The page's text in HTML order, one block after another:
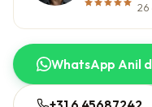
26
WhatsApp Anil